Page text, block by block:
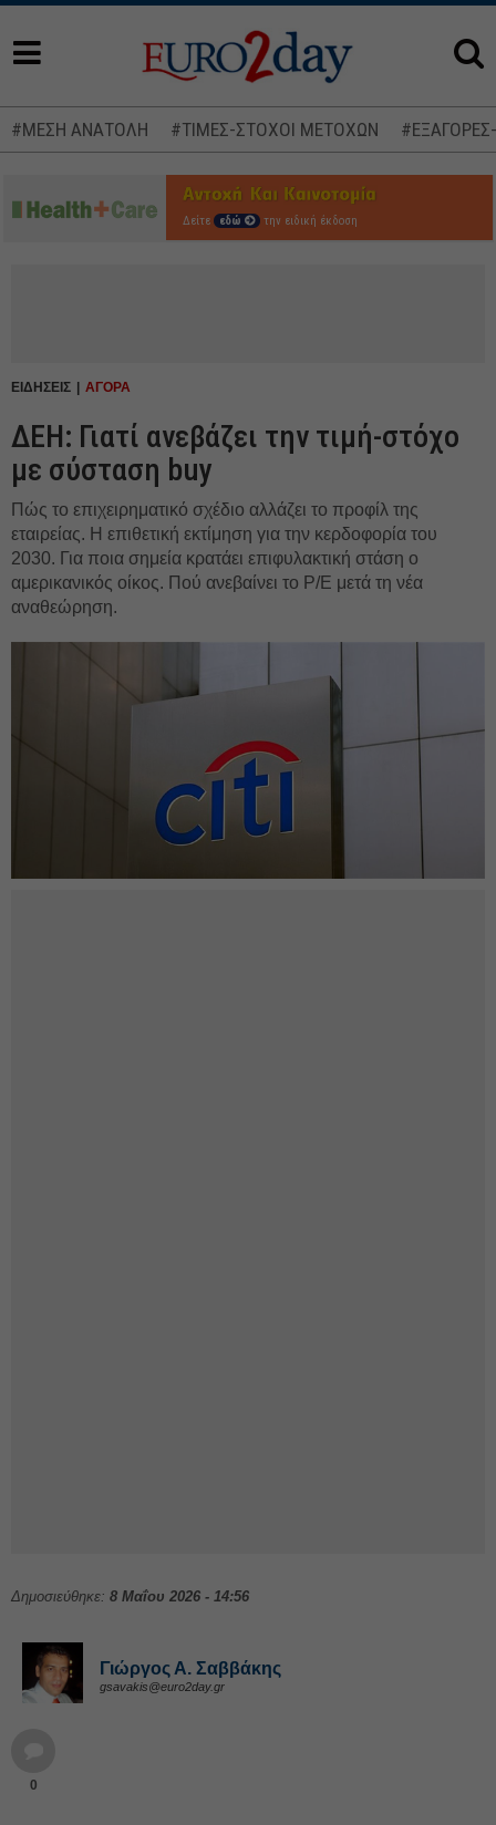
#ΜΕΣΗ ΑΝΑΤΟΛΗ #ΤΙΜΕΣ-ΣΤΟΧΟΙ ΜΕΤΟΧΩΝ
Δείτε εδώ την ειδική έκδοση
ΕΙΔΗΣΕΙΣ ΑΓΟΡΑ
ΔΕΗ: Γιατί ανεβάζει την τιμή-στόχο
με σύσταση buy
Πώς το επιχειρηματικό σχέδιο αλλάζει το προφίλ της
εταιρείας. Η επιθετική εκτίμηση για την κερδοφορία του
2030. Για ποια σημεία κρατάει επιφυλακτική στάση ο
αμερικανικός οίκος. Πού ανεβαίνει το Ρ/Ε μετά τη νέα
αναθεώρηση.
Δημοσιεύθηκε: 8 Μαΐου 2026 - 14:56
Γιώργος Α. Σαββάκης
gsavakis@euro2day.gr
0